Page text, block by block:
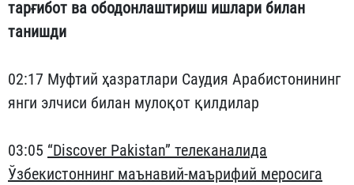
тарғибот ва ободонлаштириш ишлари билан
танишди
02:17 Муфтий ҳазратлари Саудия Арабистонининг
янги элчиси билан мулоқот қилдилар
03:05 “Discover Pakistan” телеканалида
Ўзбекистоннинг маънавий-маърифий меросига